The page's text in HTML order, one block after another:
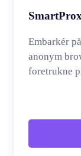
Embarkér
anonym
foretrukne